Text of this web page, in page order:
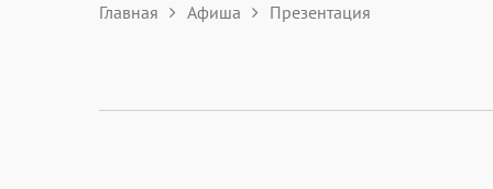
Главная Афиша Презентация